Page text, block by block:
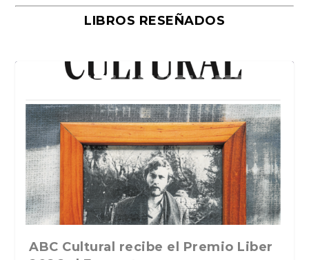
LIBROS RESEÑADOS
La verdadera odisea del espacio en
Liber
La cultura de la transgresión.